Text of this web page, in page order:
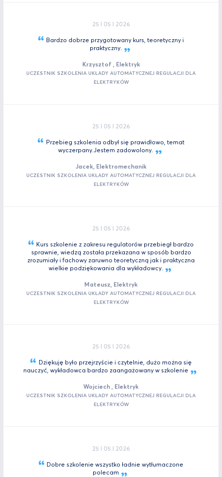
25 I 05 I 2026
Bardzo dobrze przygotowany kurs, teoretyczny i
praktyczny.
Krzysztof , Elektryk
UCZESTNIK SZKOLENIA UKŁADY AUTOMATYCZNEJ REGULACJI DLA
ELEKTRYKÓW
25 I 05 I 2026
Przebieg szkolenia odbył się prawidłowo, temat
wyczerpany.Jestem zadowolony.
Jacek, Elektromechanik
UCZESTNIK SZKOLENIA UKŁADY AUTOMATYCZNEJ REGULACJI DLA
ELEKTRYKÓW
25 I 05 I 2026
Kurs szkolenie z zakresu regulatorów przebiegł bardzo
sprawnie, wiedzą została przekazana w sposób bardzo
zrozumiały i fachowy zaruwno teoretyczną jak i praktyczna
wielkie podziękowania dla wykładowcy.
Mateusz, Elektryk
UCZESTNIK SZKOLENIA UKŁADY AUTOMATYCZNEJ REGULACJI DLA
ELEKTRYKÓW
25 I 05 I 2026
Dziękuję było przejrzyście i czytelnie, dużo można się
nauczyć, wykładowca bardzo zaangażowany w szkolenie
Wojciech , Elektryk
UCZESTNIK SZKOLENIA UKŁADY AUTOMATYCZNEJ REGULACJI DLA
ELEKTRYKÓW
25 I 05 I 2026
Dobre szkolenie wszystko ładnie wytłumaczone
polecam